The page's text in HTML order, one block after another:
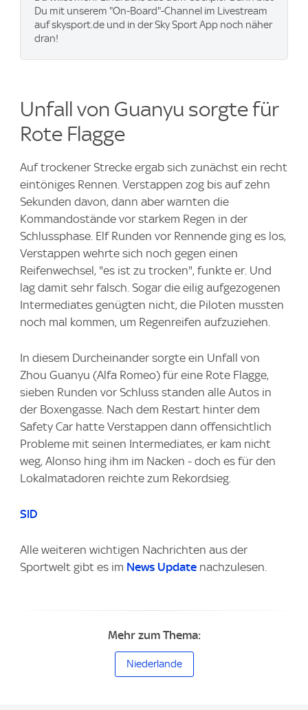
Du mit unserem "On-Board"-Channel im Livestream
auf skysport.de und in der Sky Sport App noch näher
dran!
Unfall von Guanyu sorgte für
Rote Flagge
Auf trockener Strecke ergab sich zunächst ein recht
eintöniges Rennen. Verstappen zog bis auf zehn
Sekunden davon, dann aber warnten die
Kommandostände vor starkem Regen in der
Schlussphase. Elf Runden vor Rennende ging es los,
Verstappen wehrte sich noch gegen einen
Reifenwechsel, "es ist zu trocken", funkte er. Und
lag damit sehr falsch. Sogar die eilig aufgezogenen
Intermediates genügten nicht, die Piloten mussten
noch mal kommen, um Regenreifen aufzuziehen.
In diesem Durcheinander sorgte ein Unfall von
Zhou Guanyu (Alfa Romeo) für eine Rote Flagge,
sieben Runden vor Schluss standen alle Autos in
der Boxengasse. Nach dem Restart hinter dem
Safety Car hatte Verstappen dann offensichtlich
Probleme mit seinen Intermediates, er kam nicht
weg, Alonso hing ihm im Nacken - doch es für den
Lokalmatadoren reichte zum Rekordsieg.
SID
Alle weiteren wichtigen Nachrichten aus der
Sportwelt gibt es im News Update nachzulesen.
Mehr zum Thema:
Niederlande